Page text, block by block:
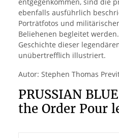
ebenfalls ausführlich
Porträtfotos und
Beliehenen begleitet
Geschichte dieser
unübertrefflich illustriert.
Autor: Stephen Thomas
PRUSSIAN
the Order Pour